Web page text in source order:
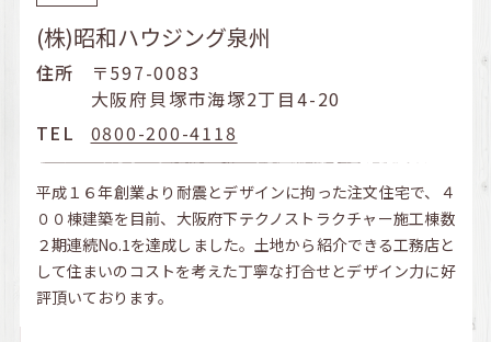
(株)昭和ハウジング泉州
住所
〒597-0083
大阪府貝塚市海塚2丁目4-20
TEL
0800-200-4118
平成１６年創業より耐震とデザインに拘った注文住宅で、４
００棟建築を目前、大阪府下テクノストラクチャー施工棟数
２期連続No.1を達成しました。土地から紹介できる工務店と
して住まいのコストを考えた丁寧な打合せとデザイン力に好
評頂いております。